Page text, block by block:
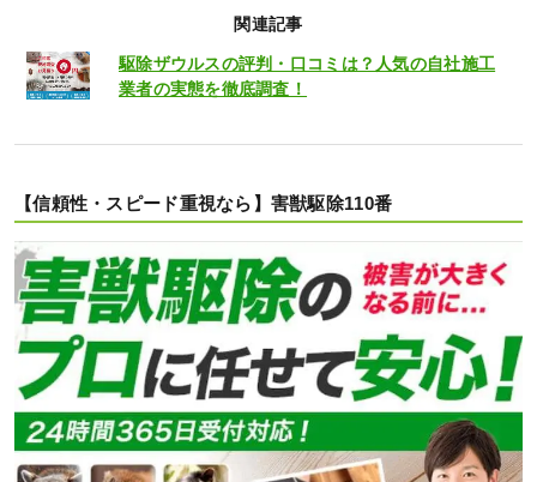
関連記事
駆除ザウルスの評判・口コミは？人気の自社施工
業者の実態を徹底調査！
【信頼性・スピード重視なら】害獣駆除110番